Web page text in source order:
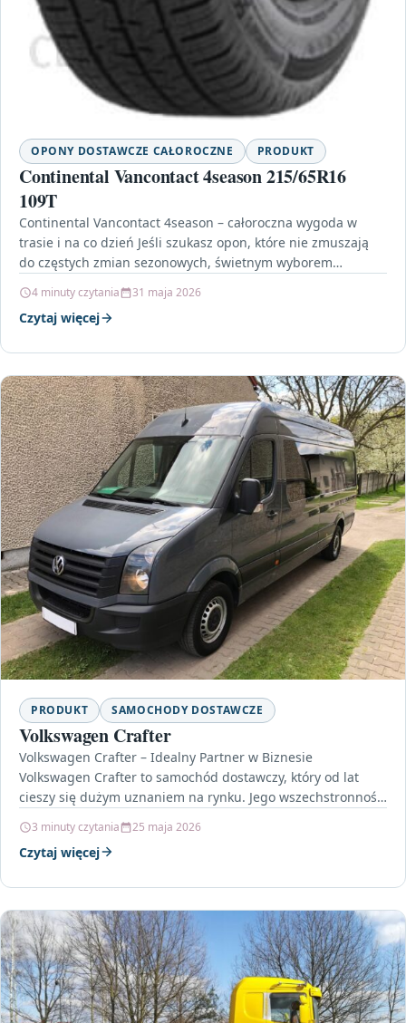
OPONY DOSTAWCZE CAŁOROCZNE PRODUKT
Continental Vancontact 4season 215/65R16
109T
Continental Vancontact 4season – całoroczna wygoda w
trasie i na co dzień Jeśli szukasz opon, które nie zmuszają
do częstych zmian sezonowych, świetnym wyborem…
4 minuty czytania 31 maja 2026
Czytaj więcej
PRODUKT SAMOCHODY DOSTAWCZE
Volkswagen Crafter
Volkswagen Crafter – Idealny Partner w Biznesie
Volkswagen Crafter to samochód dostawczy, który od lat
cieszy się dużym uznaniem na rynku. Jego wszechstronność,
3 minuty czytania 25 maja 2026
Czytaj więcej